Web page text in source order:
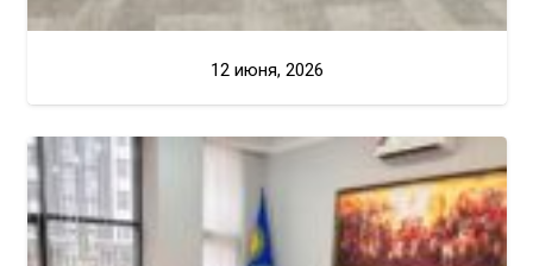
12 июня, 2026